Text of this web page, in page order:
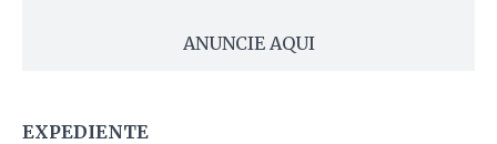
ANUNCIE AQUI
EXPEDIENTE